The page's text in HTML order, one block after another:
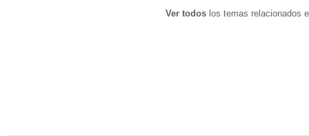
Ver todos los temas relacionados